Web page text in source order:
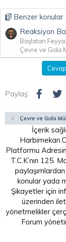
Benzer konular
Reaksiyon
Başlatan
Çevre ve Gıda
Paylaş:
Çevre ve Gıda
İçerik
Platformu
T.C.K’nın 125.
konular yada
Şikayetler için
üzerinden
yönetmelikler
Forum